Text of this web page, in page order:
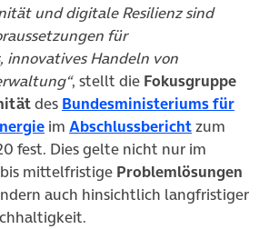
und digitale Resilienz sind
für
innovatives Handeln von
, stellt die Fokusgruppe
des Bundesministeriums für
(öffnet in neuem Tab)
im Abschlussbericht(öffnet in
zum
in neuem Tab)
fest. Dies gelte nicht nur im
mittelfristige Problemlösungen
auch hinsichtlich langfristiger